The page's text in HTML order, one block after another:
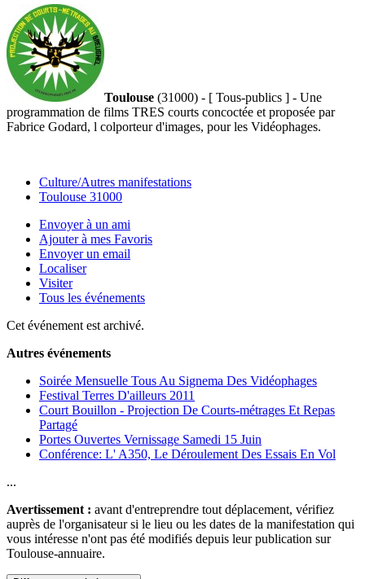
Toulouse (31000) - [ Tous-publics ] - Une
programmation de films TRES courts concoctée et proposée par
Fabrice Godard, l colporteur d'images, pour les Vidéophages.
Culture/Autres manifestations
Toulouse 31000
Envoyer à un ami
Ajouter à mes Favoris
Envoyer un email
Localiser
Visiter
Tous les événements
Cet événement est archivé.
Autres événements
Soirée Mensuelle Tous Au Signema Des Vidéophages
Festival Terres D'ailleurs 2011
Court Bouillon - Projection De Courts-métrages Et Repas
Partagé
Portes Ouvertes Vernissage Samedi 15 Juin
Conférence: L' A350, Le Déroulement Des Essais En Vol
...
Avertissement : avant d'entreprendre tout déplacement, vérifiez
auprès de l'organisateur si le lieu ou les dates de la manifestation qui
vous intéresse n'ont pas été modifiés depuis leur publication sur
Toulouse-annuaire.